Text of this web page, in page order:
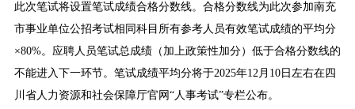
此次笔试将设置笔试成绩合格分数线。合格分数线为此次参加南充
市事业单位公招考试相同科目所有参考人员有效笔试成绩的平均分
×80%。应聘人员笔试总成绩（加上政策性加分）低于合格分数线的
不能进入下一环节。笔试成绩平均分将于2025年12月10日左右在四
川省人力资源和社会保障厅官网“人事考试”专栏公布。